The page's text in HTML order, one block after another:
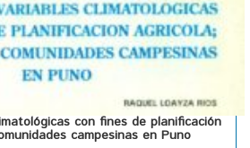
con fines de planificación
campesinas en Puno